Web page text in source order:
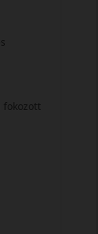
fokozott